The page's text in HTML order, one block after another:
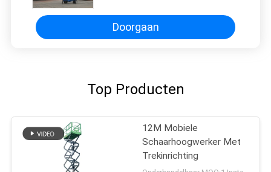
Doorgaan
Top Producten
12M Mobiele
Schaarhoogwerker Met
Trekinrichting